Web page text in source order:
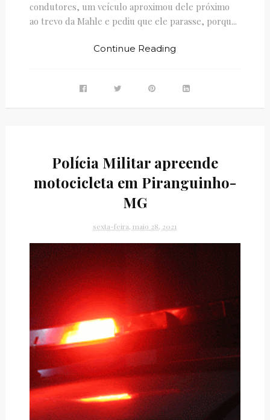
condutores, um veículo aproximou dele próximo
ao trevo da Mahle e pediu que ele parasse, porqu...
Continue Reading
Polícia Militar apreende
motocicleta em Piranguinho-
MG
sexta-feira, maio 28, 2021